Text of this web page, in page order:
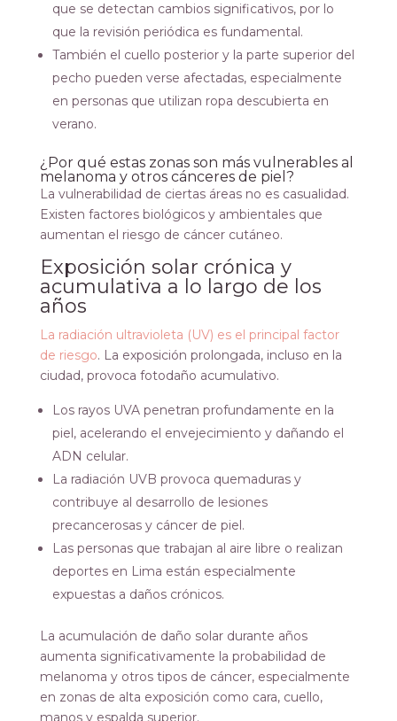
que se detectan cambios significativos, por lo
que la revisión periódica es fundamental.
También el cuello posterior y la parte superior del
pecho pueden verse afectadas, especialmente
en personas que utilizan ropa descubierta en
verano.
¿Por qué estas zonas son más vulnerables al
melanoma y otros cánceres de piel?
La vulnerabilidad de ciertas áreas no es casualidad.
Existen factores biológicos y ambientales que
aumentan el riesgo de cáncer cutáneo.
Exposición solar crónica y
acumulativa a lo largo de los
años
La radiación ultravioleta (UV) es el principal factor
de riesgo. La exposición prolongada, incluso en la
ciudad, provoca fotodaño acumulativo.
Los rayos UVA penetran profundamente en la
piel, acelerando el envejecimiento y dañando el
ADN celular.
La radiación UVB provoca quemaduras y
contribuye al desarrollo de lesiones
precancerosas y cáncer de piel.
Las personas que trabajan al aire libre o realizan
deportes en Lima están especialmente
expuestas a daños crónicos.
La acumulación de daño solar durante años
aumenta significativamente la probabilidad de
melanoma y otros tipos de cáncer, especialmente
en zonas de alta exposición como cara, cuello,
manos y espalda superior.